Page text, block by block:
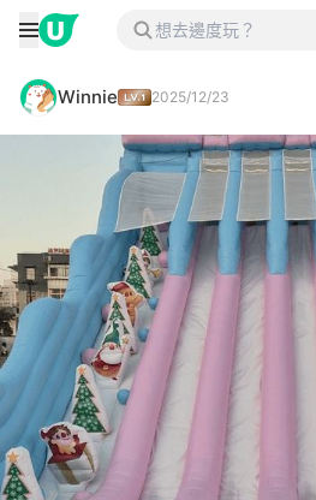
Winnie 2025/12/23